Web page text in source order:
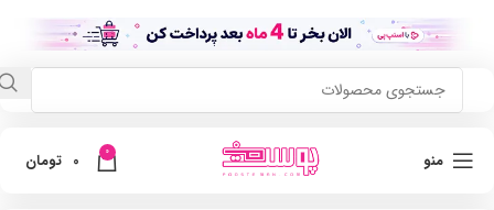
منو 0
0 تومان